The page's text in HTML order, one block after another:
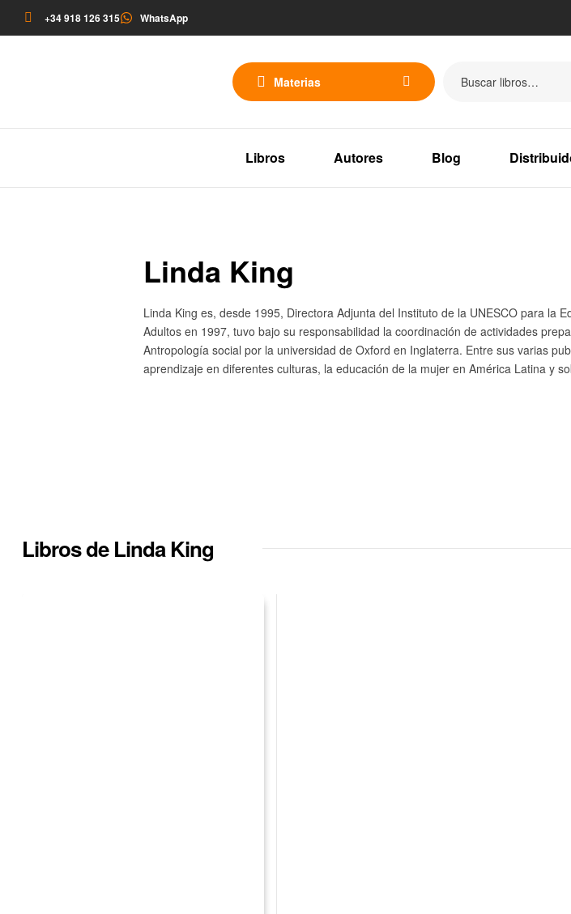
+34 918 126 315 WhatsApp
Materias
Libros Autores Blog
Linda King
Linda King es, desde 1995, Directora Adjunta del Instituto de la UNESCO para la
Adultos en 1997, tuvo bajo su responsabilidad la coordinación de actividades
Antropología social por la universidad de Oxford en Inglaterra. Entre sus varias
aprendizaje en diferentes culturas, la educación de la mujer en América Latina y
Libros de Linda King